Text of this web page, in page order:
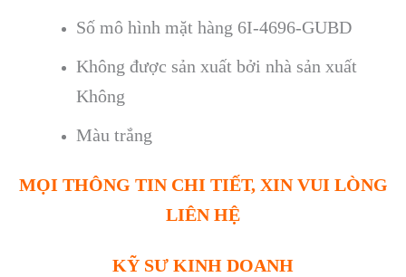
Số mô hình mặt hàng 6I-4696-GUBD
Không được sản xuất bởi nhà sản xuất
Không
Màu trắng
MỌI THÔNG TIN CHI TIẾT, XIN VUI LÒNG
LIÊN HỆ
KỸ SƯ KINH DOANH